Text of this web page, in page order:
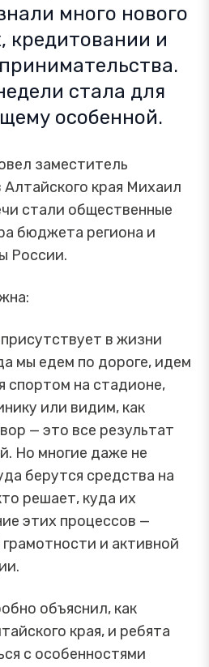
много нового
кредитовании и
стала для
особенной.
заместитель
края Михаил
стали общественные
бюджета региона и
России.
в жизни
мы едем по дороге, идем
спортом на стадионе,
или видим, как
— это все результат
Но многие даже не
берутся средства на
решает, куда их
этих процессов —
и активной
объяснил, как
края, и ребята
с особенностями